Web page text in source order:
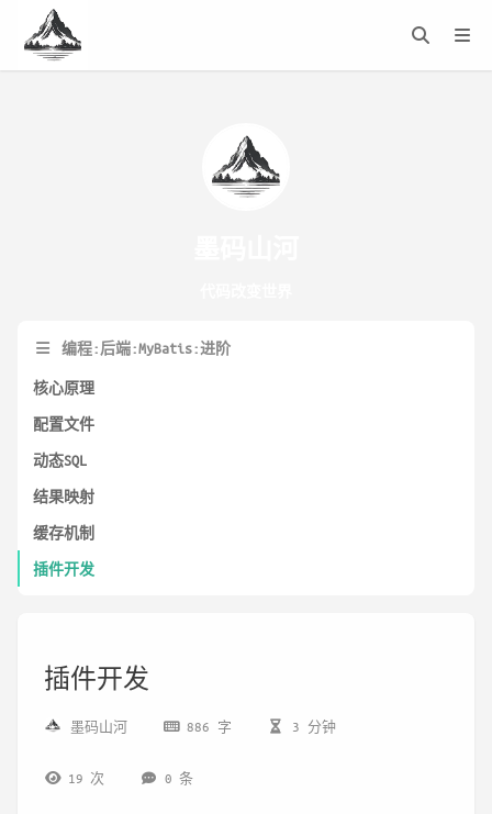
插件开发
墨码山河 886 字 3 分钟
19 次 0 条
编程:后端:MyBatis:进阶
核心原理
配置文件
动态SQL
结果映射
缓存机制
插件开发